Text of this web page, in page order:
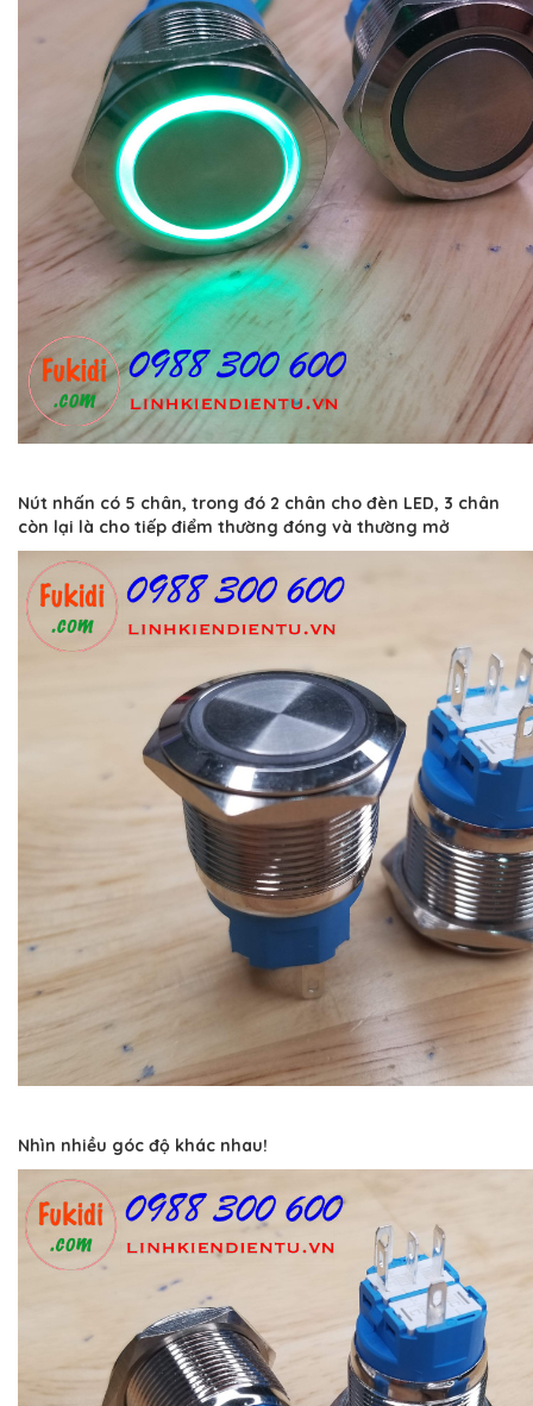
Nút nhấn có 5 chân, trong đó 2 chân cho đèn LED, 3 chân
còn lại là cho tiếp điểm thường đóng và thường mở
Nhìn nhiều góc độ khác nhau!